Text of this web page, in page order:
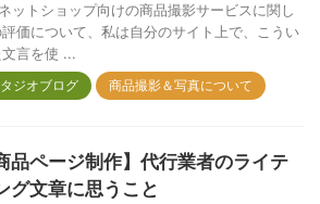
ットショップ向けの商品撮影サービスに関し
価について、私は自分のサイト上で、こうい
文言を使 ...
ジオブログ 商品撮影＆写真について
品ページ制作】代行業者のライテ
グ文章に思うこと